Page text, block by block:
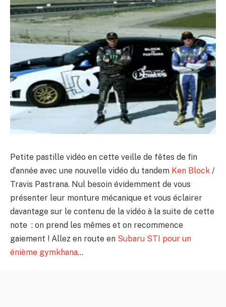
Petite pastille vidéo en cette veille de fêtes de fin
d’année avec une nouvelle vidéo du tandem Ken Block /
Travis Pastrana. Nul besoin évidemment de vous
présenter leur monture mécanique et vous éclairer
davantage sur le contenu de la vidéo à la suite de cette
note : on prend les mêmes et on recommence
gaiement ! Allez en route en Subaru STI pour un
énième gymkhana…